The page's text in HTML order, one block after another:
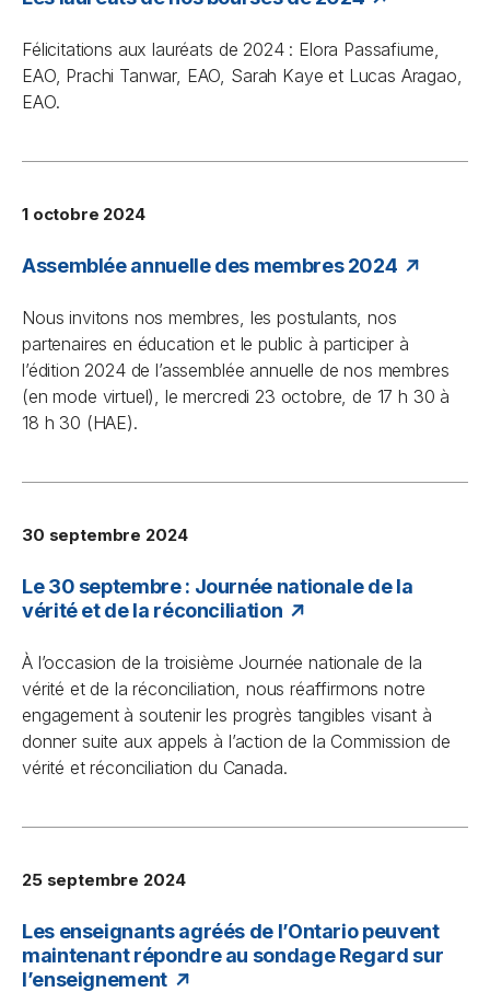
Félicitations aux lauréats de 2024 : Elora Passafiume,
EAO, Prachi Tanwar, EAO, Sarah Kaye et Lucas Aragao,
EAO.
1 octobre 2024
Assemblée annuelle des membres 2024
Nous invitons nos membres, les postulants, nos
partenaires en éducation et le public à participer à
l’édition 2024 de l’assemblée annuelle de nos membres
(en mode virtuel), le mercredi 23 octobre, de 17 h 30 à
18 h 30 (HAE).
30 septembre 2024
Le 30 septembre : Journée nationale de la
vérité et de la réconciliation
À l’occasion de la troisième Journée nationale de la
vérité et de la réconciliation, nous réaffirmons notre
engagement à soutenir les progrès tangibles visant à
donner suite aux appels à l’action de la Commission de
vérité et réconciliation du Canada.
25 septembre 2024
Les enseignants agréés de l’Ontario peuvent
maintenant répondre au sondage Regard sur
l’enseignement